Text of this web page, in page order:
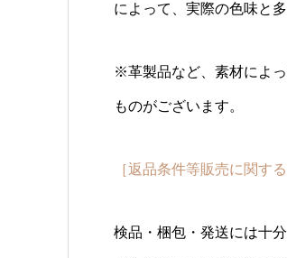
によって、実際の色味と
※革製品など、素材によ
ものがございます。
［返品条件等販売に関す
検品・梱包・発送には十